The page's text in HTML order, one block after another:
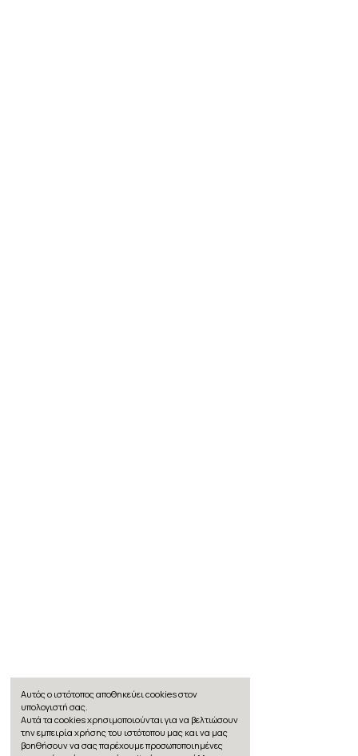
Αυτός ο ιστότοπος αποθηκεύει cookies στον
υπολογιστή σας.
Αυτά τα cookies χρησιμοποιούνται για να βελτιώσουν
την εμπειρία χρήσης του ιστότοπου μας και να μας
βοηθήσουν να σας παρέχουμε προσωποποιημένες